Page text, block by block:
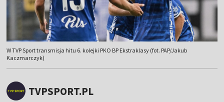
W TVP Sport transmisja hitu 6. kolejki PKO BP Ekstraklasy (fot. PAP/Jakub
Kaczmarczyk)
TVPSPORT.PL